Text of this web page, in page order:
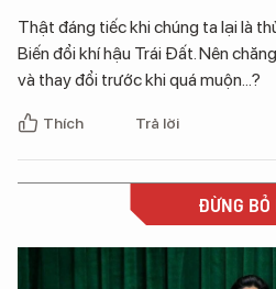
Thật đáng tiếc khi chúng ta lại là
Biến đổi khí hậu Trái Đất. Nên
và thay đổi trước khi quá muộn...?
Thích Trả lời
ĐỪNG BỎ